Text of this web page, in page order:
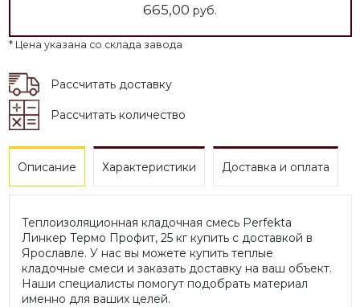
665,00 руб.
* Цена указана со склада завода
Рассчитать доставку
Рассчитать количество
Описание Характеристики Доставка и оплата
Теплоизоляционная кладочная смесь Perfekta
Линкер Термо Профит, 25 кг купить с доставкой в
Ярославле. У нас вы можете купить теплые
кладочные смеси и заказать доставку на ваш объект.
Наши специалисты помогут подобрать материал
именно для ваших целей.